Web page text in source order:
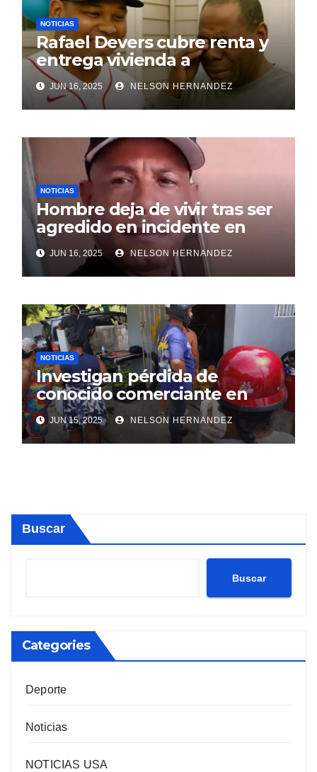
NOTICIAS
Rafael Devers cubre renta y
entrega vivienda a
exentrenador en RD
JUN 16, 2025 NELSON HERNANDEZ
NOTICIAS
Hombre deja de vivir tras ser
agredido en incidente en
SDE
JUN 16, 2025 NELSON HERNANDEZ
NOTICIAS
Investigan pérdida de
conocido comerciante en
Sosúa
JUN 15, 2025 NELSON HERNANDEZ
Buscar
Buscar
Categories
Deporte
Noticias
NOTICIAS USA